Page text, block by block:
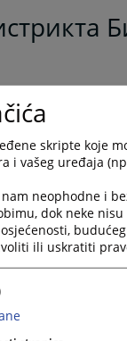
skripte koje
i vašeg uređaja
neophodne i
dok neke
ili uskratiti